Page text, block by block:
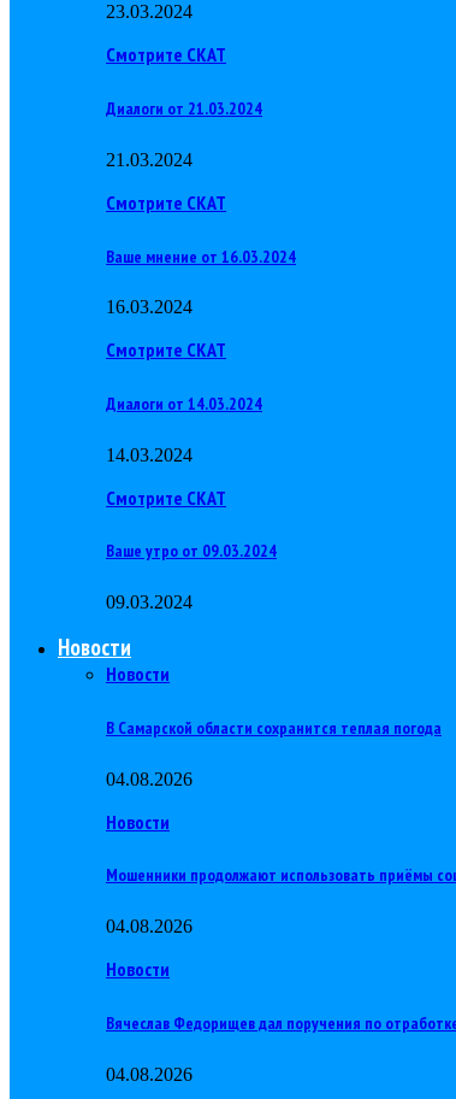
23.03.2024
Смотрите СКАТ
Диалоги от 21.03.2024
21.03.2024
Смотрите СКАТ
Ваше мнение от 16.03.2024
16.03.2024
Смотрите СКАТ
Диалоги от 14.03.2024
14.03.2024
Смотрите СКАТ
Ваше утро от 09.03.2024
09.03.2024
Новости
Новости
В Самарской области сохранится теплая погода
04.08.2026
Новости
Мошенники продолжают использовать приёмы
04.08.2026
Новости
Вячеслав Федорищев дал поручения по
04.08.2026